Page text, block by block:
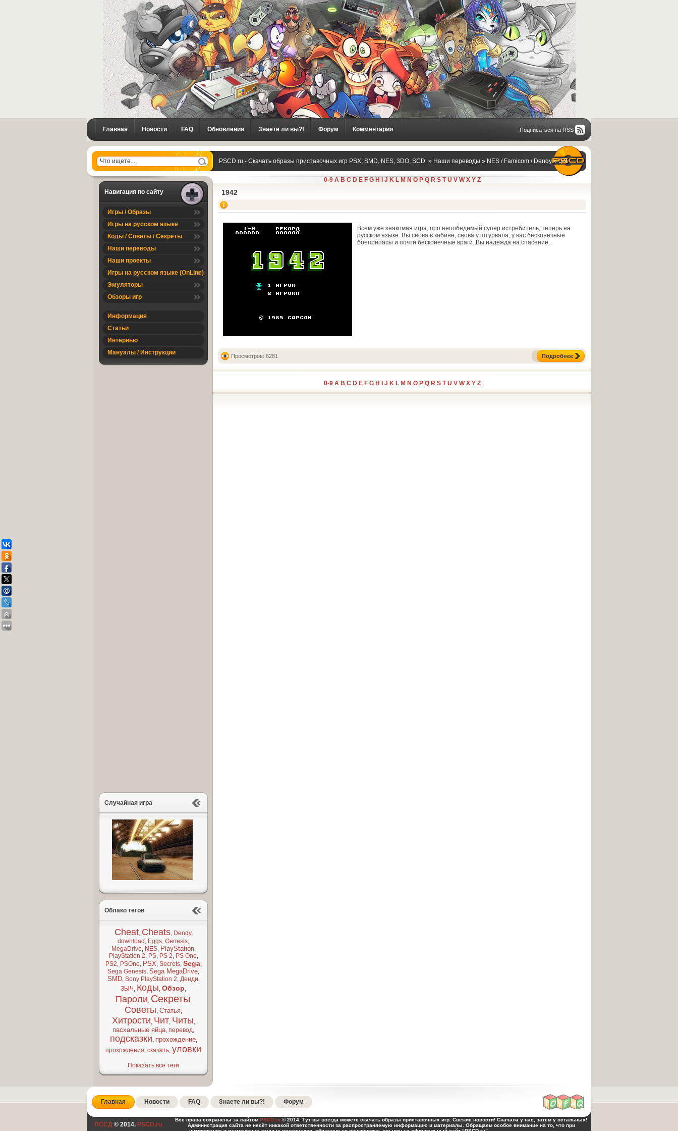
Главная Новости FAQ Обновления Знаете ли вы?! Форум Комментарии Подписаться на RSS
PSCD.ru - Скачать образы приставочных игр PSX, SMD, NES, 3DO, SCD. » Наши переводы » NES / Famicom / Dendy »0-9
Навигация по сайту
Игры / Образы
Игры на русском языке
Коды / Советы / Секреты
Наши переводы
Наши проекты
Игры на русском языке (OnLine)
Эмуляторы
Обзоры игр
Информация
Статьи
Интервью
Мануалы / Инструкции
Случайная игра
Облако тегов
Cheat, Cheats, Dendy,
download , Eggs, Genesis,
MegaDrive, NES, PlayStation,
PlayStation 2, PS, PS 2, PS One,
PS2, PSOne, PSX, Secrets, Sega,
Sega Genesis, Sega MegaDrive,
SMD, Sony PlayStation 2, Денди,
ЗЫЧ , Коды, Обзор,
Пароли, Секреты,
Советы, Статья,
Хитрости, Чит, Читы,
пасхальные яйца, перевод,
подсказки, прохождение,
прохождения, скачать, уловки
Показать все теги
0-9 A B C D E F G H J K L M N O P Q R S T U V W X Y Z
1942
Всем уже знакомая игра, про непобедимый супер истребитель, теперь на
русском языке. Вы снова в кабине, снова у штурвала, у вас бесконечные
боеприпасы и почти бесконечные враги. Вы надежда на спасение.
Подробнее
Просмотров: 6281
0-9 A B C D E F G H J K L M N O P Q R S T U V W X Y Z
Главная Новости FAQ Знаете ли вы?! Форум
ПССД © 2014. PSCD.ru
Все права сохранены за сайтом PSCD.ru © 2014. Тут вы всегда можете скачать образы приставочных игр. Свежие новости! Сначала у нас, затем у остальных!
Администрация сайта не несёт никакой ответственности за распространяемую информацию и материалы. Обращаем особое внимание на то, что при